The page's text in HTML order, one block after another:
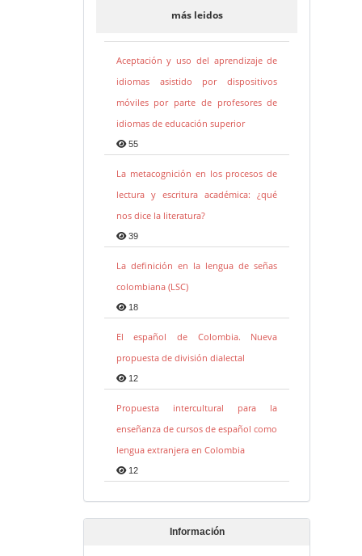
más leidos
Aceptación y uso del aprendizaje de
idiomas asistido por dispositivos
móviles por parte de profesores de
idiomas de educación superior
55
La metacognición en los procesos de
lectura y escritura académica: ¿qué
nos dice la literatura?
39
La definición en la lengua de señas
colombiana (LSC)
18
El español de Colombia. Nueva
propuesta de división dialectal
12
Propuesta intercultural para la
enseñanza de cursos de español como
lengua extranjera en Colombia
12
Información